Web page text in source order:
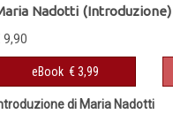
Nadotti (Introduzione)
9,90
eBook € 3,99
di Maria Nadotti